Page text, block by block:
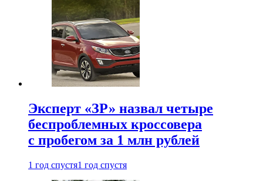
Эксперт «ЗР» назвал четыре
беспроблемных кроссовера
с пробегом за 1 млн рублей
1 год спустя1 год спустя